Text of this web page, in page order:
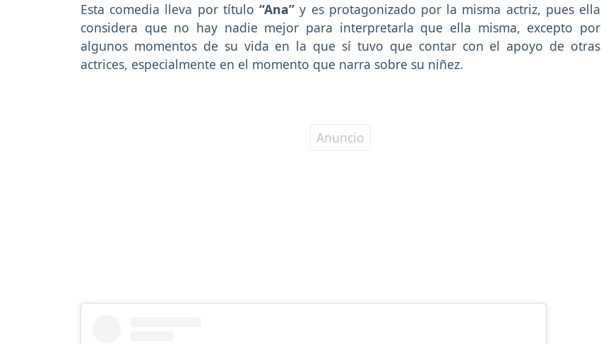
Esta comedia lleva por título“Ana” y es protagonizado por la misma actriz, pues ella
considera que no hay nadie mejor para interpretarla que ella misma, excepto por
algunos momentos de su vida en la que sí tuvo que contar con el apoyo de otras
actrices, especialmente en el momento que narra sobre su niñez.